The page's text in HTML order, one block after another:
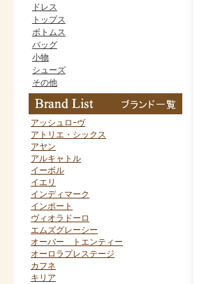
ドレス
トップス
ボトムス
バッグ
小物
シューズ
その他
アッシュロｰヴ
アトリエ・シックス
アヤン
アルキャトル
イーボル
イエリ
インディマーク
インポート
ヴィオラドーロ
エムズグレーシー
オーバー トエンティー
オーロラプレステージ
カフネ
キリア